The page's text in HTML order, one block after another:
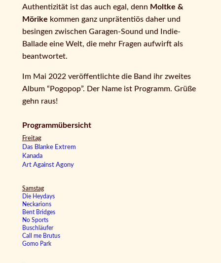
Authentizität ist das auch egal, denn Moltke &
Mörike kommen ganz unprätentiös daher und
besingen zwischen Garagen-Sound und Indie-
Ballade eine Welt, die mehr Fragen aufwirft als
beantwortet.
Im Mai 2022 veröffentlichte die Band ihr zweites
Album “Pogopop”. Der Name ist Programm. Grüße
gehn raus!
Programmübersicht
Freitag
Das Blanke Extrem
Kanada
Art Against Agony
Samstag
Die Heydays
Neckarions
Bent Bridges
No Sports
Buschläufer
Call me Brutus
Gomo Park